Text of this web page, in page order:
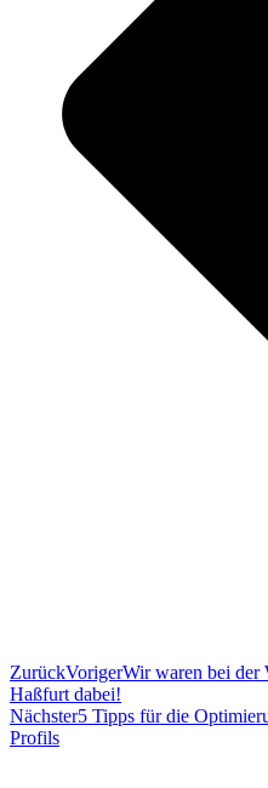
ZurückVorigerWir waren bei der
Haßfurt dabei!
Nächster5 Tipps für die
Profils